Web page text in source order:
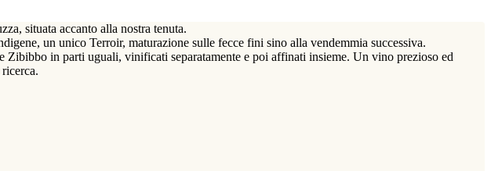
situata accanto alla nostra tenuta.
un unico Terroir, maturazione sulle fecce fini sino alla vendemmia successiva.
in parti uguali, vinificati separatamente e poi affinati insieme. Un vino prezioso ed